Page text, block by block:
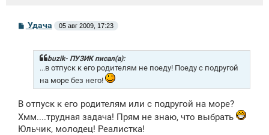
СУдача 05 авг 2009, 17:23
buzik- ПУЗИК писал(а):
...в отпуск к его родителям не поеду! Поеду с подругой
на море без него!
В отпуск к его родителям или с подругой на море?
Хмм....трудная задача! Прям не знаю, что выбрать
Юльчик, молодец! Реалистка!